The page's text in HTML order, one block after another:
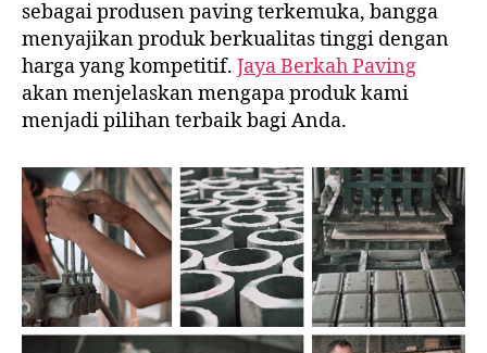
sebagai produsen paving terkemuka, bangga
menyajikan produk berkualitas tinggi dengan
harga yang kompetitif. Jaya Berkah Paving
akan menjelaskan mengapa produk kami
menjadi pilihan terbaik bagi Anda.